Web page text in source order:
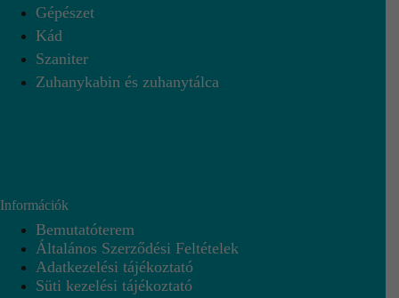
Gépészet
Kád
Szaniter
Zuhanykabin és zuhanytálca
Információk
Bemutatóterem
Általános Szerződési Feltételek
Adatkezelési tájékoztató
Süti kezelési tájékoztató